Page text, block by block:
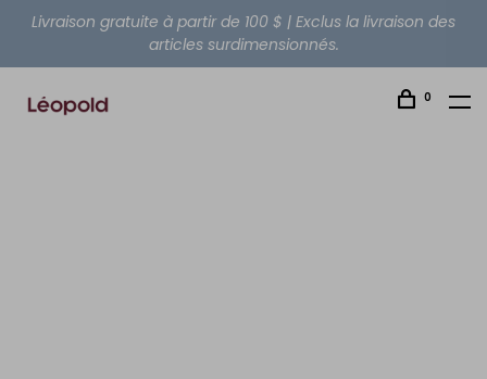
Livraison gratuite à partir de 100 $ | Exclus la livraison des
articles surdimensionnés.
0